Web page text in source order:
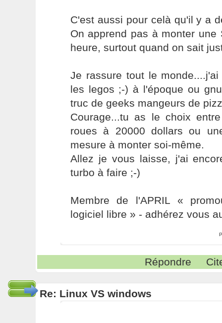
C'est aussi pour celà qu'il y a
On apprend pas à monter
heure, surtout quand on sait
Je rassure tout le
les legos ;-) à l'époque ou
truc de geeks mangeurs de
Courage...tu as le choix
roues à 20000 dollars ou
mesure à monter soi-même.
Allez je vous laisse, j'ai
turbo à faire ;-)
Membre de l'APRIL «
logiciel libre » - adhérez vous
Répondre
Re: Linux VS windows